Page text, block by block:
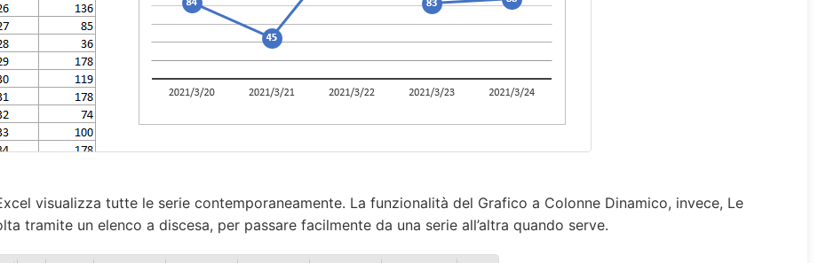
visualizza tutte le serie contemporaneamente. La funzionalità del Grafico a Colonne Dinamico, invece, Le
tramite un elenco a discesa, per passare facilmente da una serie all’altra quando serve.